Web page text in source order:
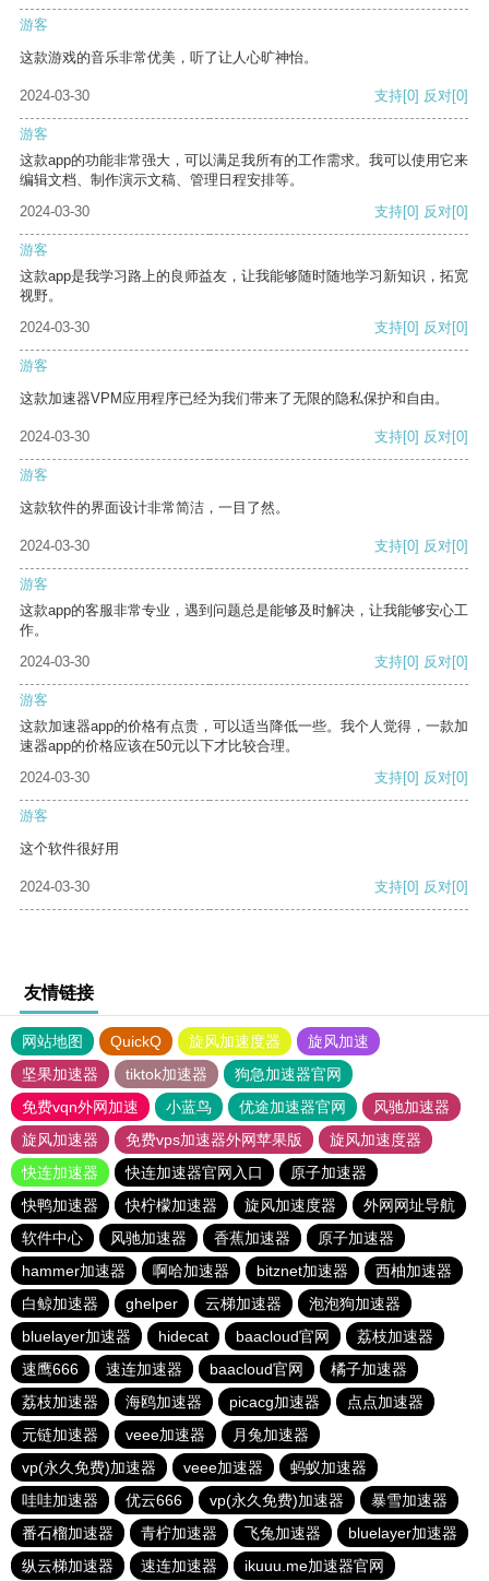
游客
这款游戏的音乐非常优美，听了让人心旷神怡。
2024-03-30 支持[0] 反对[0]
游客
这款app的功能非常强大，可以满足我所有的工作需求。我可以使用它来
编辑文档、制作演示文稿、管理日程安排等。
2024-03-30
支持[0] 反对[0]
游客
这款app是我学习路上的良师益友，让我能够随时随地学习新知识，拓宽
视野。
2024-03-30
支持[0] 反对[0]
游客
这款加速器VPM应用程序已经为我们带来了无限的隐私保护和自由。
2024-03-30 支持[0] 反对[0]
游客
这款软件的界面设计非常简洁，一目了然。
2024-03-30 支持[0] 反对[0]
游客
这款app的客服非常专业，遇到问题总是能够及时解决，让我能够安心工
作。
2024-03-30
支持[0] 反对[0]
游客
这款加速器app的价格有点贵，可以适当降低一些。我个人觉得，一款加
速器app的价格应该在50元以下才比较合理。
2024-03-30
支持[0] 反对[0]
游客
这个软件很好用
2024-03-30 支持[0] 反对[0]
友情链接
网站地图 QuickQ 旋风加速度器
旋风加速
坚果加速器
tiktok加速器
狗急加速器官网
免费vqn外网加速
小蓝鸟 优途加速器官网
风驰加速器
旋风加速器
免费vps加速器外网苹果版
旋风加速度器
快连加速器
快连加速器官网入口
原子加速器
快鸭加速器
快柠檬加速器 旋风加速度器
外网网址导航
软件中心
风驰加速器 香蕉加速器
原子加速器
hammer加速器
啊哈加速器 bitznet加速器
西柚加速器
白鲸加速器
ghelper 云梯加速器
泡泡狗加速器
bluelayer加速器
hidecat baacloud官网
荔枝加速器
速鹰666
速连加速器 baacloud官网
橘子加速器
荔枝加速器
海鸥加速器 picacg加速器
点点加速器
元链加速器
veee加速器
月兔加速器
vp(永久免费)加速器
veee加速器
蚂蚁加速器
哇哇加速器
优云666 vp(永久免费)加速器
暴雪加速器
番石榴加速器
青柠加速器 飞兔加速器
bluelayer加速器
纵云梯加速器
速连加速器 ikuuu.me加速器官网